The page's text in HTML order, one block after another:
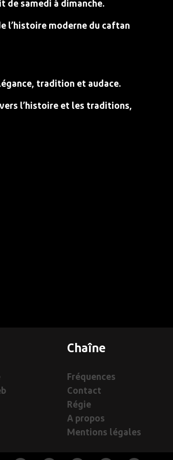
de samedi à dimanche.
l’histoire moderne du caftan
tradition et audace.
l’histoire et les traditions,
Chaîne
Fréquences
Contact
Régie
A propos
Mentions légales